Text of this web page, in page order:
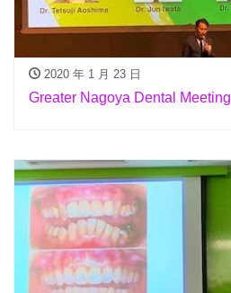
2020 年 1 月 23 日
Greater Nagoya Dental Meeting